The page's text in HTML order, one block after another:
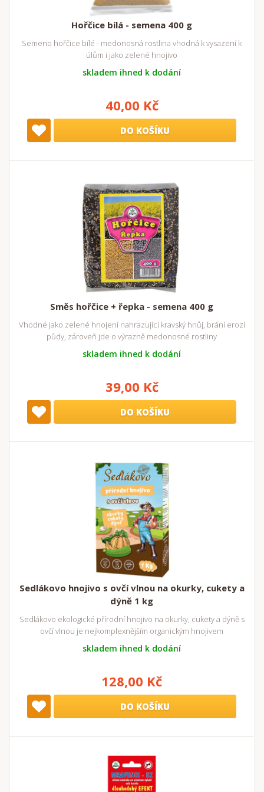
Hořčice bílá - semena 400 g
Semeno hořčice bílé - medonosná rostlina vhodná k vysazení k
úlům i jako zelené hnojivo
skladem ihned k dodání
40,00 Kč
DO KOŠÍKU
Směs hořčice + řepka - semena 400 g
Vhodné jako zelené hnojení nahrazující kravský hnůj, brání erozi
půdy, zároveň jde o výrazně medonosné rostliny
skladem ihned k dodání
39,00 Kč
DO KOŠÍKU
Sedlákovo hnojivo s ovčí vlnou na okurky, cukety a
dýně 1 kg
Sedlákovo ekologické přírodní hnojivo na okurky, cukety a dýně s
ovčí vlnou je nejkomplexnějším organickým hnojivem
skladem ihned k dodání
128,00 Kč
DO KOŠÍKU